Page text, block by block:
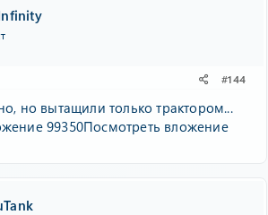
#144
но вытащили только трактором...
99350Посмотреть вложение